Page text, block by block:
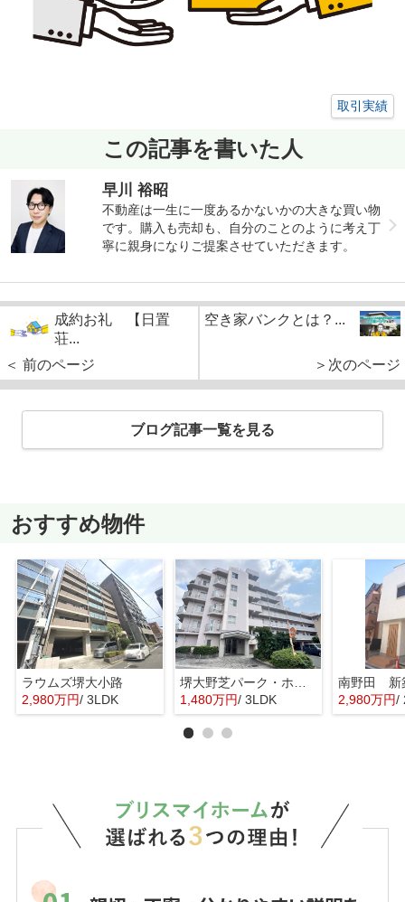
取引実績
この記事を書いた人
早川 裕昭
不動産は一生に一度あるかないかの大きな買い物
です。購入も売却も、自分のことのように考え丁
寧に親身になりご提案させていただきます。
成約お礼 【日置
荘...
＜ 前のページ
空き家バンクとは？...
＞次のページ
ブログ記事一覧を見る
おすすめ物件
ラウムズ堺大小路
2,980万円/ 3LDK
1,480万円/ 3LDK
南野田 新
2,980万円/